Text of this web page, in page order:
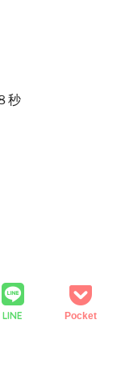
秒
LINE Pocket